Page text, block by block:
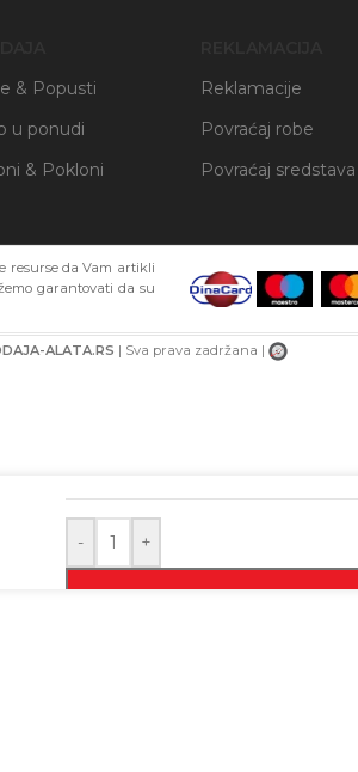
& Popusti
u ponudi
& Pokloni
Reklamacije
Povraćaj robe
Povraćaj sredstava
resurse da Vam artikli
garantovati da su
ALATA.RS | Sva prava zadržana |
- +